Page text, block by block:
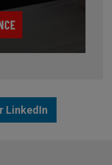
LinkedIn